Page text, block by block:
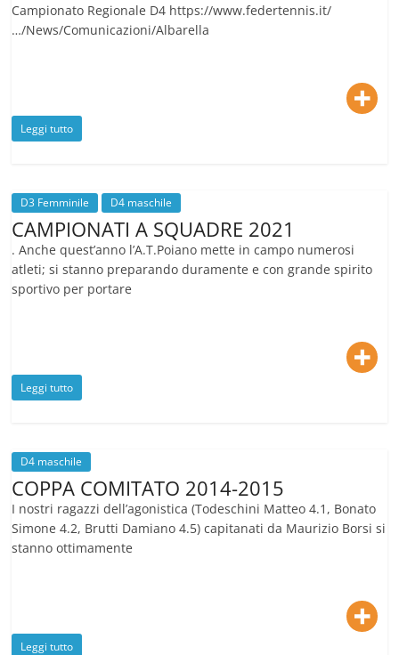
Campionato Regionale D4 https://www.federtennis.it/
…/News/Comunicazioni/Albarella
Leggi tutto
D3 Femminile D4 maschile
CAMPIONATI A SQUADRE 2021
. Anche quest’anno l’A.T.Poiano mette in campo numerosi
atleti; si stanno preparando duramente e con grande spirito
sportivo per portare
Leggi tutto
D4 maschile
COPPA COMITATO 2014-2015
I nostri ragazzi dell’agonistica (Todeschini Matteo 4.1, Bonato
Simone 4.2, Brutti Damiano 4.5) capitanati da Maurizio Borsi si
stanno ottimamente
Leggi tutto